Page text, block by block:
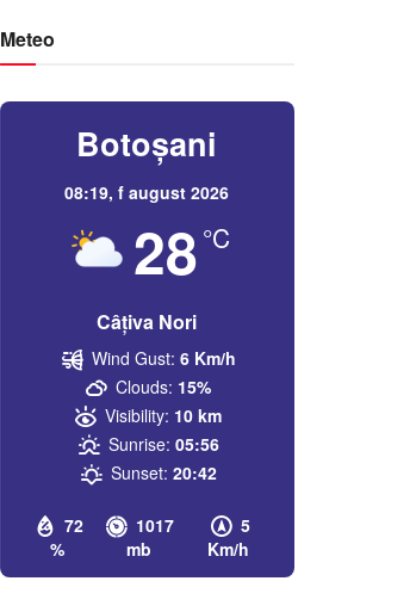
Meteo
Botoșani
08:19,f august 2026
28 °C
Câțiva Nori
72
%
1017
mb
5
Km/h
Wind Gust: 6 Km/h
Clouds: 15%
Visibility: 10 km
Sunrise: 05:56
Sunset: 20:42